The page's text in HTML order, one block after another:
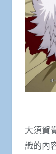
大須賀
識的內